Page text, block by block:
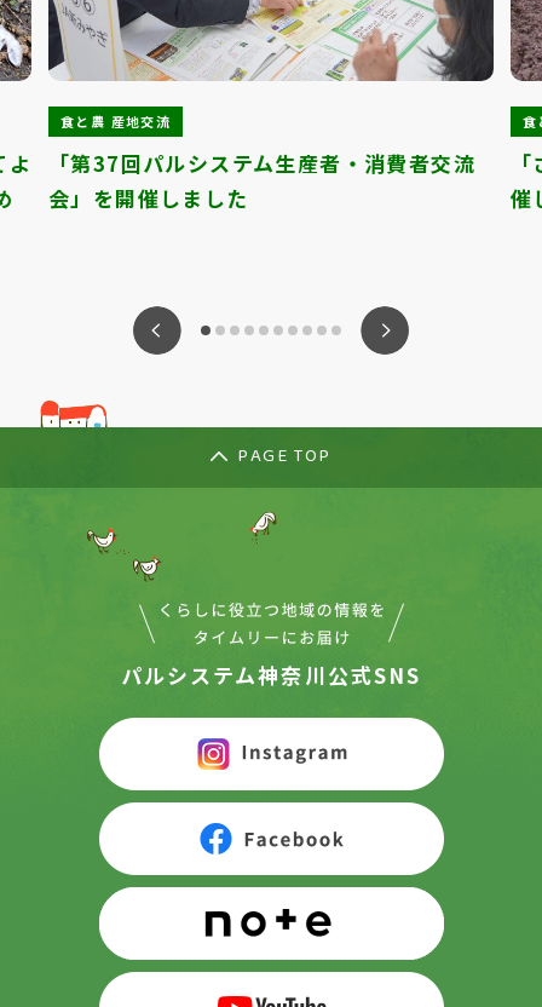
よ
食と農 産地交流
「第37回パルシステム生産者・消費者交流
会」を開催しました
食
催
PAGE TOP
パルシステム神奈川公式SNS